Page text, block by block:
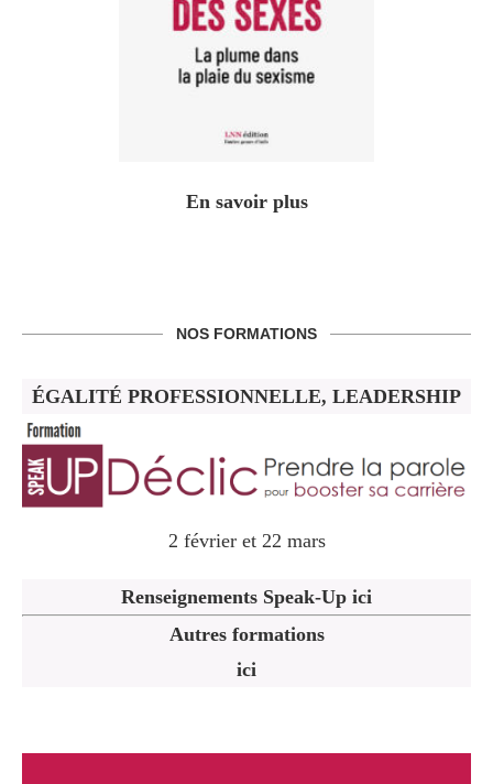
En savoir plus
NOS FORMATIONS
ÉGALITÉ PROFESSIONNELLE, LEADERSHIP
2 février et 22 mars
Renseignements Speak-Up ici
Autres formations
ici